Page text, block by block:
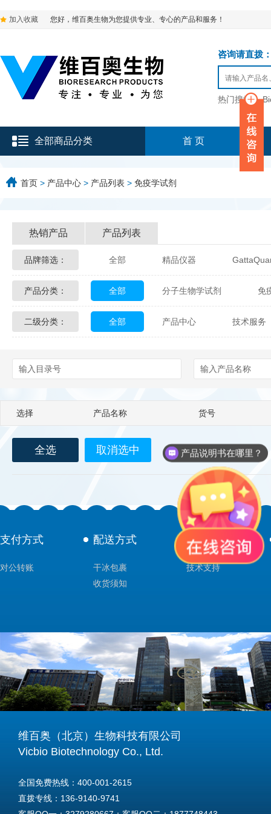
加入收藏 您好，维百奥生物为您提供专业、专心的产品和服务！
咨询请直拨
热门搜索：
全部商品分类 首 页
首页 > 产品中心 > 产品列表 > 免疫学试剂
热销产品 产品列表
品牌筛选： 全部 精品仪器
Glycon Biochem Sterlitech
Echelon Biosciences Verichem
Biotez Berlin Diametra
Berry & Associates Zedira
LGC Maine Standards Biolife
Abbexa AbD Serotec
产品分类： 全部 分子生物学试剂 免
化学及生物化学试剂 材料学试剂
二级分类： 全部 产品中心 技术服务
选择 产品名称 货号
全选 取消选中
支付方式
对公转账
配送方式
干冰包裹
收货须知
售后服务
技术支持
维百奥（北京）生物科技有限公司
Vicbio Biotechnology Co., Ltd.
全国免费热线：400-001-2615
直拨专线：136-9140-9741
产品说明书在哪里？